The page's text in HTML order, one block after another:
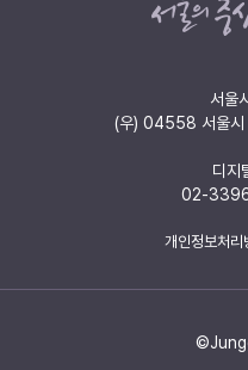
서울
(우) 04558 서울시
디지
02-
개인정보처리